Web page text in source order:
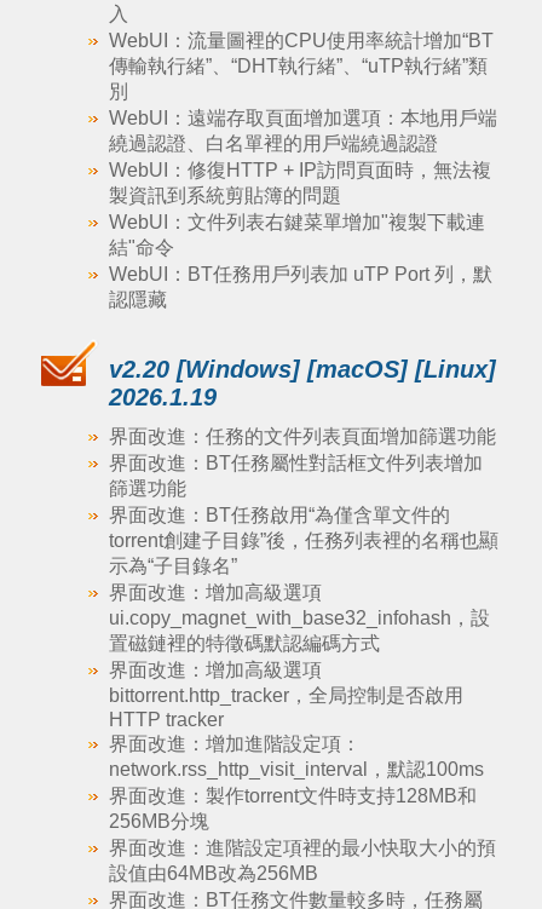
入
WebUI：流量圖裡的CPU使用率統計增加“BT
傳輸執行緒”、“DHT執行緒”、“uTP執行緒”類
別
WebUI：遠端存取頁面增加選項：本地用戶端
繞過認證、白名單裡的用戶端繞過認證
WebUI：修復HTTP + IP訪問頁面時，無法複
製資訊到系統剪貼簿的問題
WebUI：文件列表右鍵菜單增加"複製下載連
結"命令
WebUI：BT任務用戶列表加 uTP Port 列，默
認隱藏
v2.20 [Windows] [macOS] [Linux]
2026.1.19
界面改進：任務的文件列表頁面增加篩選功能
界面改進：BT任務屬性對話框文件列表增加
篩選功能
界面改進：BT任務啟用“為僅含單文件的
torrent創建子目錄”後，任務列表裡的名稱也顯
示為“子目錄名”
界面改進：增加高級選項
ui.copy_magnet_with_base32_infohash，設
置磁鏈裡的特徵碼默認編碼方式
界面改進：增加高級選項
bittorrent.http_tracker，全局控制是否啟用
HTTP tracker
界面改進：增加進階設定項：
network.rss_http_visit_interval，默認100ms
界面改進：製作torrent文件時支持128MB和
256MB分塊
界面改進：進階設定項裡的最小快取大小的預
設值由64MB改為256MB
界面改進：BT任務文件數量較多時，任務屬